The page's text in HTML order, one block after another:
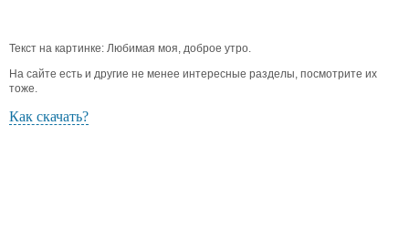
Текст на картинке: Любимая моя, доброе утро.
На сайте есть и другие не менее интересные разделы, посмотрите их
тоже.
Как скачать?